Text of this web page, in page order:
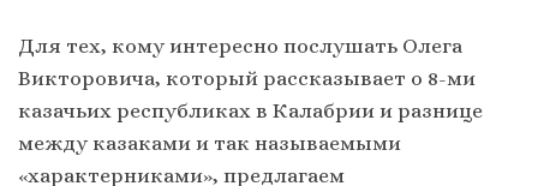
Для тех, кому интересно послушать Олега
Викторовича, который рассказывает о 8-ми
казачьих республиках в Калабрии и разнице
между казаками и так называемыми
«характерниками», предлагаем